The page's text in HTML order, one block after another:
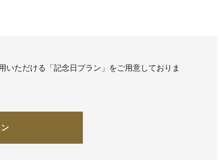
ただける「記念日プラン」をご用意しておりま